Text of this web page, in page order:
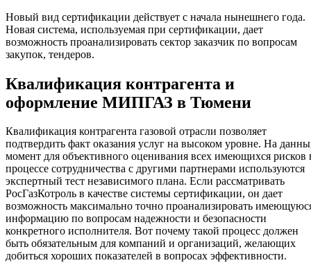
Новый вид сертификации действует с начала нынешнего года.
Новая система, используемая при сертификации, дает
возможность проанализировать сектор заказчик по вопросам
закупок, тендеров.
Квалификация контрагента и
оформление МИПГАЗ в Тюмени
Квалификация контрагента газовой отрасли позволяет
подтвердить факт оказания услуг на высоком уровне. На
момент для объективного оценивания всех имеющихся рисков
процессе сотрудничества с другими партнерами используются
экспертный тест независимого плана. Если рассматривать
РосГазКотроль в качестве системы сертификации, он дает
возможность максимально точно проанализировать
информацию по вопросам надежности и безопасности
конкретного исполнителя. Вот почему такой процесс должен
быть обязательным для компаний и организаций, желающих
добиться хороших показателей в вопросах эффективности.